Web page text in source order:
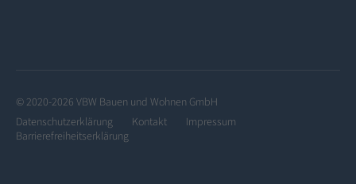
© 2020-2026 VBW Bauen und Wohnen GmbH
Datenschutzerklärung
Kontakt
Impressum
Barrierefreiheitserklärung